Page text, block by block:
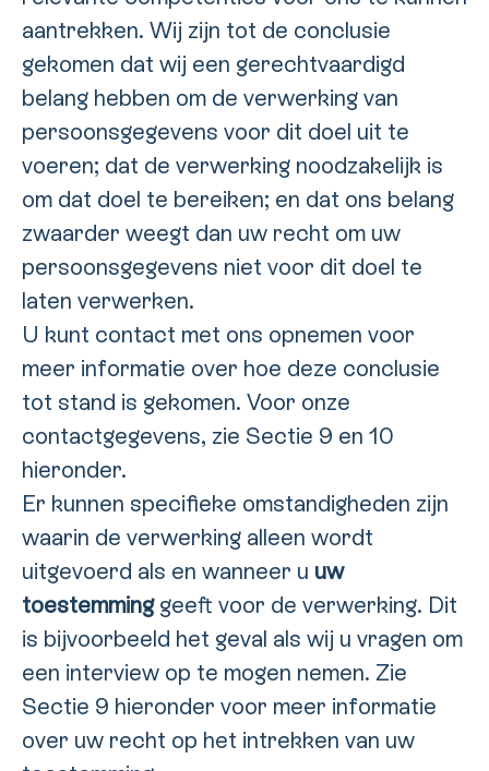
aantrekken. Wij zijn tot de conclusie
gekomen dat wij een gerechtvaardigd
belang hebben om de verwerking van
persoonsgegevens voor dit doel uit te
voeren; dat de verwerking noodzakelijk is
om dat doel te bereiken; en dat ons belang
zwaarder weegt dan uw recht om uw
persoonsgegevens niet voor dit doel te
laten verwerken.
U kunt contact met ons opnemen voor
meer informatie over hoe deze conclusie
tot stand is gekomen. Voor onze
contactgegevens, zie Sectie 9 en 10
hieronder.
Er kunnen specifieke omstandigheden zijn
waarin de verwerking alleen wordt
uitgevoerd als en wanneer u uw
toestemminggeeft voor de verwerking. Dit
is bijvoorbeeld het geval als wij u vragen om
een interview op te mogen nemen. Zie
Sectie 9 hieronder voor meer informatie
over uw recht op het intrekken van uw